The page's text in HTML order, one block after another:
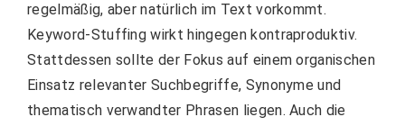
regelmäßig, aber natürlich im Text vorkommt.
Keyword-Stuffing wirkt hingegen kontraproduktiv.
Stattdessen sollte der Fokus auf einem organischen
Einsatz relevanter Suchbegriffe, Synonyme und
thematisch verwandter Phrasen liegen. Auch die